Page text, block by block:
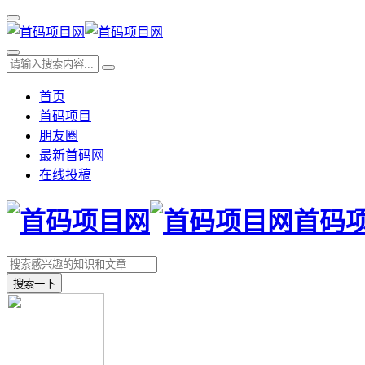
首页
首码项目
朋友圈
最新首码网
在线投稿
首码
搜索一下